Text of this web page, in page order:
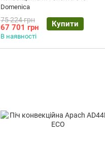
Domenica
75 224 грн
67 701 грн Купити
В наявності